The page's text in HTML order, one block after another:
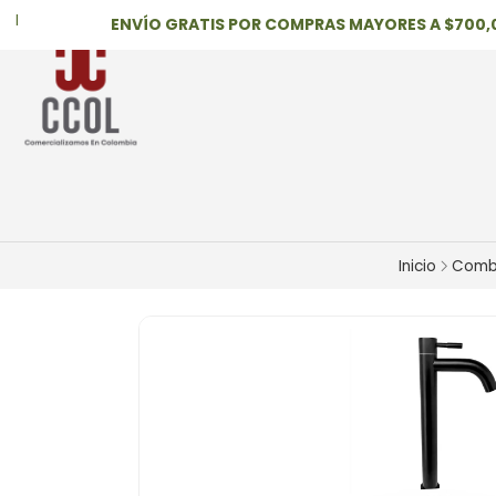
ENVÍO GRATIS POR COMPRAS MAYORES A $700,000
Inicio